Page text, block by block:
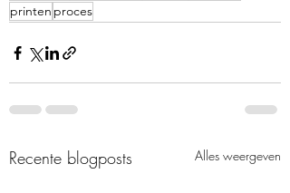
printen proces
Recente blogposts Alles weergeven